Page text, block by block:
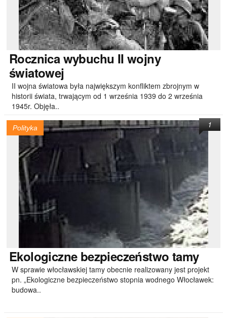
Rocznicawybuchu II wojny
światowej
II wojna światowa była największym konfliktem zbrojnym w
historii świata, trwającym od 1 września 1939 do 2 września
1945r. Objęła..
Polityka
Ekologicznebezpieczeństwo tamy
W sprawie włocławskiej tamy obecnie realizowany jest projekt
pn. „Ekologiczne bezpieczeństwo stopnia wodnego Włocławek:
budowa..
1